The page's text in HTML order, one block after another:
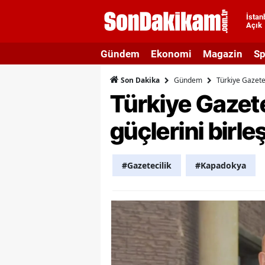
Açık
Gündem Ekonomi Magazin
Son Dakika Gündem Türkiye
Türkiye
güçlerini
#Gazetecilik #Kapadokya